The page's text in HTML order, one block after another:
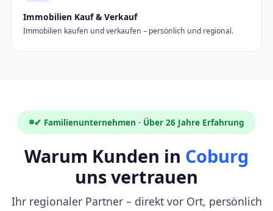
Immobilien Kauf & Verkauf
Immobilien kaufen und verkaufen – persönlich und regional.
✔ Familienunternehmen · Über 26 Jahre Erfahrung
Warum Kunden in Coburg
uns vertrauen
Ihr regionaler Partner – direkt vor Ort, persönlich